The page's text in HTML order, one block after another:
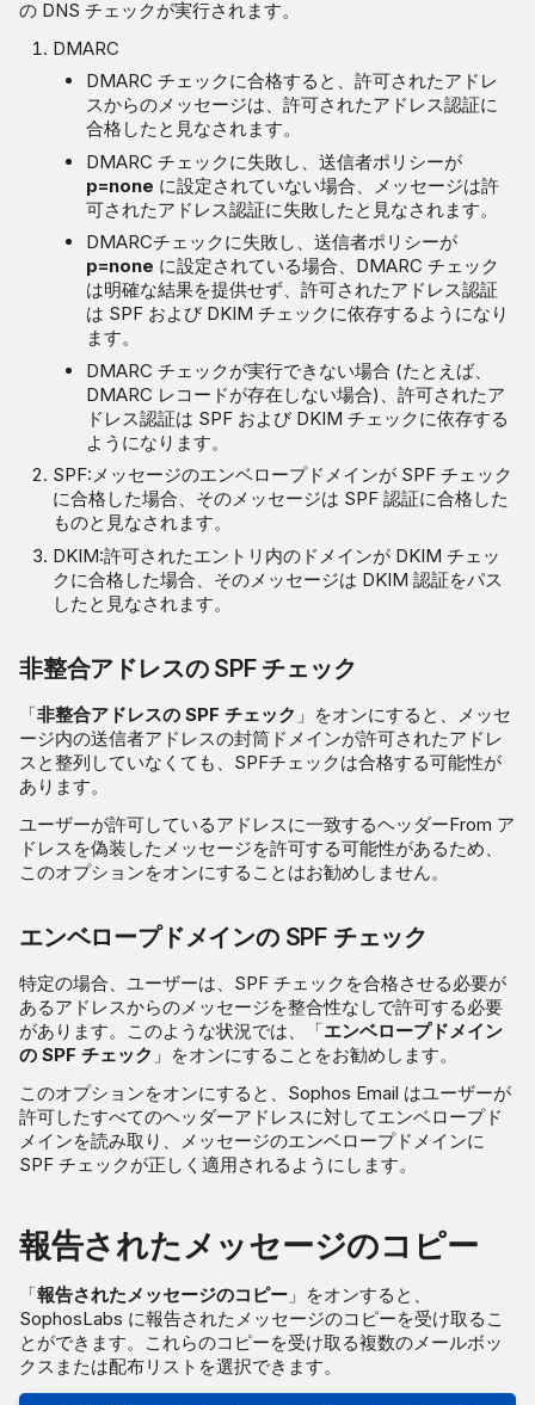
の DNS チェックが実行されます。
DMARC
DMARC チェックに合格すると、許可されたアドレ
スからのメッセージは、許可されたアドレス認証に
合格したと見なされます。
DMARC チェックに失敗し、送信者ポリシーが
p=none に設定されていない場合、メッセージは許
可されたアドレス認証に失敗したと見なされます。
DMARCチェックに失敗し、送信者ポリシーが
p=none に設定されている場合、DMARC チェック
は明確な結果を提供せず、許可されたアドレス認証
は SPF および DKIM チェックに依存するようになり
ます。
DMARC チェックが実行できない場合 (たとえば、
DMARC レコードが存在しない場合)、許可されたア
ドレス認証は SPF および DKIM チェックに依存する
ようになります。
SPF:メッセージのエンベロープドメインが SPF チェック
に合格した場合、そのメッセージは SPF 認証に合格した
ものと見なされます。
DKIM:許可されたエントリ内のドメインが DKIM チェッ
クに合格した場合、そのメッセージは DKIM 認証をパス
したと見なされます。
非整合アドレスの SPF チェック
「非整合アドレスの SPF チェック 」をオンにすると、メッセ
ージ内の送信者アドレスの封筒ドメインが許可されたアドレ
スと整列していなくても、SPFチェックは合格する可能性が
あります。
ユーザーが許可しているアドレスに一致するヘッダーFrom ア
ドレスを偽装したメッセージを許可する可能性があるため、
このオプションをオンにすることはお勧めしません。
エンベロープドメインの SPF チェック
特定の場合、ユーザーは、SPF チェックを合格させる必要が
あるアドレスからのメッセージを整合性なしで許可する必要
があります。このような状況では、「エンベロープドメイン
の SPF チェック 」をオンにすることをお勧めします。
このオプションをオンにすると、Sophos Email はユーザーが
許可したすべてのヘッダーアドレスに対してエンベロープド
メインを読み取り、メッセージのエンベロープドメインに
SPF チェックが正しく適用されるようにします。
報告されたメッセージのコピー
「報告されたメッセージのコピー 」をオンすると、
SophosLabs に報告されたメッセージのコピーを受け取るこ
とができます。これらのコピーを受け取る複数のメールボッ
クスまたは配布リストを選択できます。